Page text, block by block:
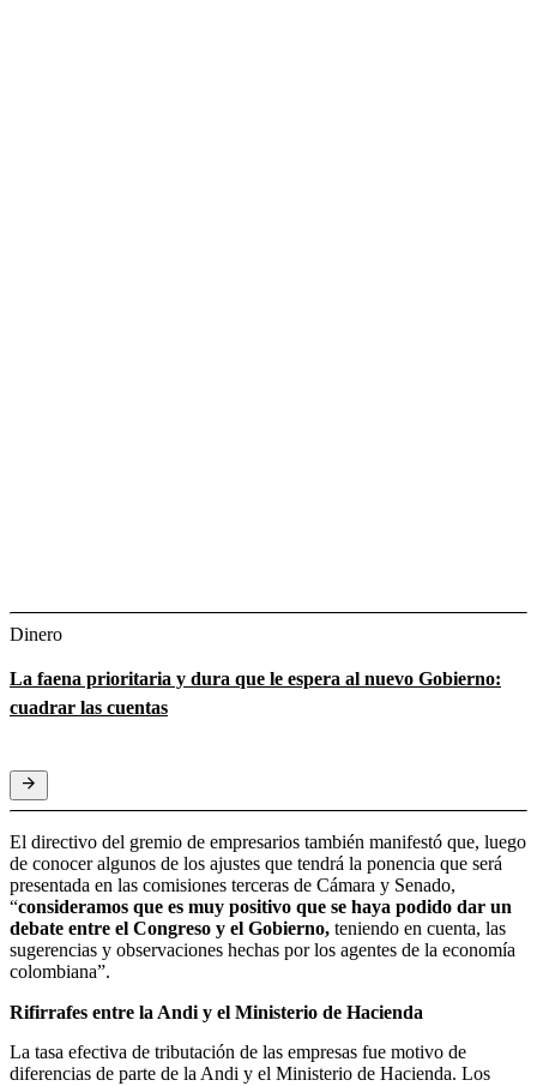
Dinero
La faena prioritaria y dura que le espera al nuevo Gobierno:
cuadrar las cuentas
El directivo del gremio de empresarios también manifestó que, luego
de conocer algunos de los ajustes que tendrá la ponencia que será
presentada en las comisiones terceras de Cámara y Senado,
“consideramos que es muy positivo que se haya podido dar un
debate entre el Congreso y el Gobierno, teniendo en cuenta, las
sugerencias y observaciones hechas por los agentes de la economía
colombiana”.
Rifirrafes entre la Andi y el Ministerio de Hacienda
La tasa efectiva de tributación de las empresas fue motivo de
diferencias de parte de la Andi y el Ministerio de Hacienda. Los